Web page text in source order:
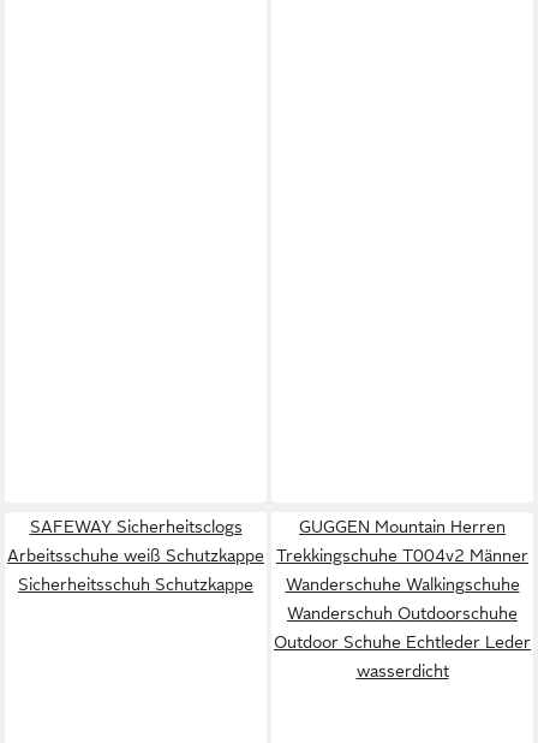
SAFEWAY Sicherheitsclogs
Arbeitsschuhe weiß Schutzkappe
Sicherheitsschuh Schutzkappe
GUGGEN Mountain Herren
Trekkingschuhe T004v2 Männer
Wanderschuhe Walkingschuhe
Wanderschuh Outdoorschuhe
Outdoor Schuhe Echtleder Leder
wasserdicht